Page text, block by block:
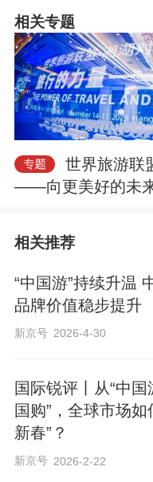
相关专题
世界旅游联
——向更美好的未
相关推荐
“中国游”持续升温
品牌价值稳步提升
新京号 2026-4-30
国际锐评丨从“中国
国购”，全球市场如
新春”？
新京号 2026-2-22